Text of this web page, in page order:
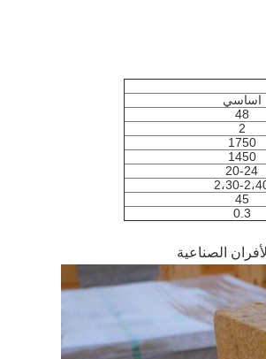
اساسي
48
2
1750
1450
20-24
2،40
45
0.3
الصناعية